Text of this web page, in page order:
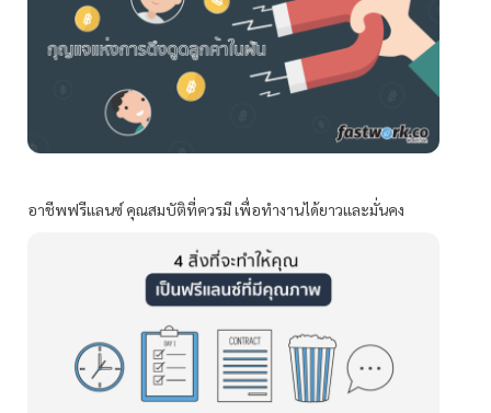
อาชีพฟรีแลนซ์ คุณสมบัติที่ควรมี เพื่อทำงานได้ยาวและมั่นคง